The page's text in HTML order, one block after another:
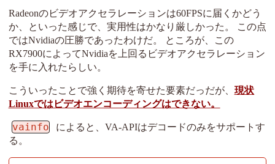
Radeonのビデオアクセラレーションは60FPSに届くかどう
か、といった感じで、実用性はかなり厳しかった。 この点
ではNvidiaの圧勝であったわけだ。 ところが、この
RX7900によってNvidiaを上回るビデオアクセラレーション
を手に入れたらしい。
こういったことで強く期待を寄せた要素だっだが、 現状
Linuxではビデオエンコーディングはできない。
vainfo
によると、VA-APIはデコードのみをサポートす
る。